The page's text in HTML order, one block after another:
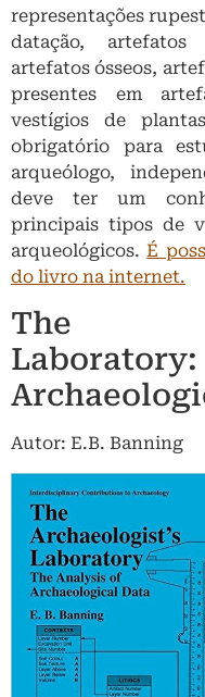
representações
datação,
artefatos ósseos,
presentes em
vestígios de
obrigatório para
arqueólogo,
deve ter um
principais tipos de
arqueológicos.É
do livro na internet.
The
Autor: E.B. Banning